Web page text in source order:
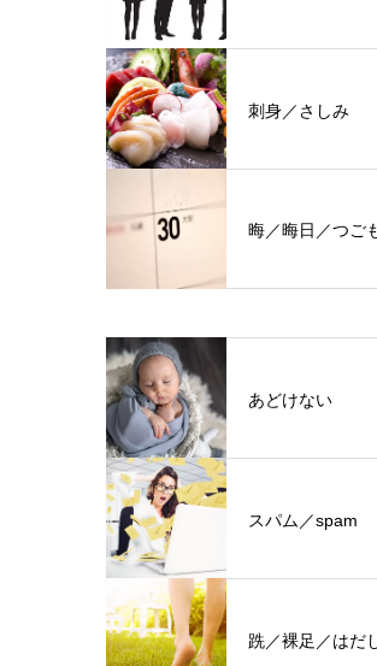
刺身／さしみ
晦／晦日／つご
あどけない
スパム／spam
跣／裸足／はだし